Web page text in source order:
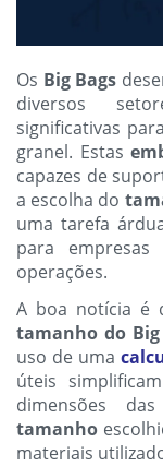
Os Big Bags
diversos
significativas
granel. Estas
capazes de
a escolha do
uma tarefa
para
operações.
A boa notícia é
tamanho do Big
uso de uma
úteis
dimensões
tamanho
materiais